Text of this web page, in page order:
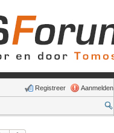
Aanmelden
Registreer